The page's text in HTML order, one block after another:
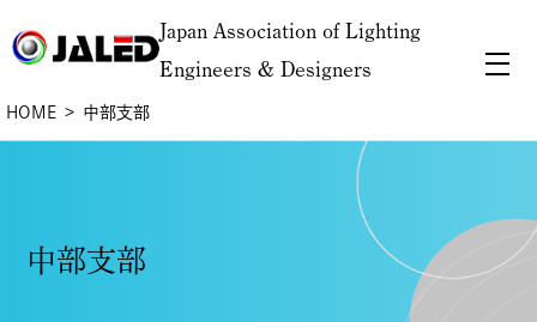
Japan Association of Lighting
Engineers & Designers
HOME 中部支部
中部支部